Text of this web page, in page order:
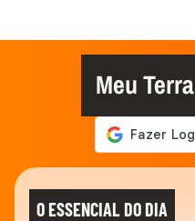
Meu Terra
O ESSENCIAL DO DIA